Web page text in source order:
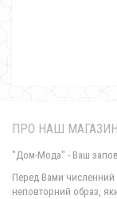
ПРО НАШ МАГАЗИН
"Дом-Мода" - Ваш
Перед Вами численний
неповторний образ,